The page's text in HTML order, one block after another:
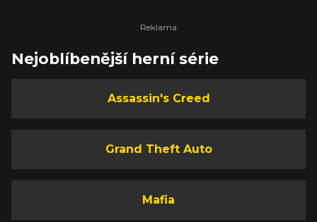
Nejoblíbenější herní série
Assassin's Creed
Grand Theft Auto
Mafia